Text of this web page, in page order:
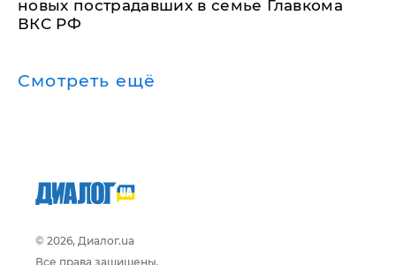
новых пострадавших в семье Главкома
ВКС РФ
Смотреть ещё
© 2026, Диалог.ua
Все права защищены.